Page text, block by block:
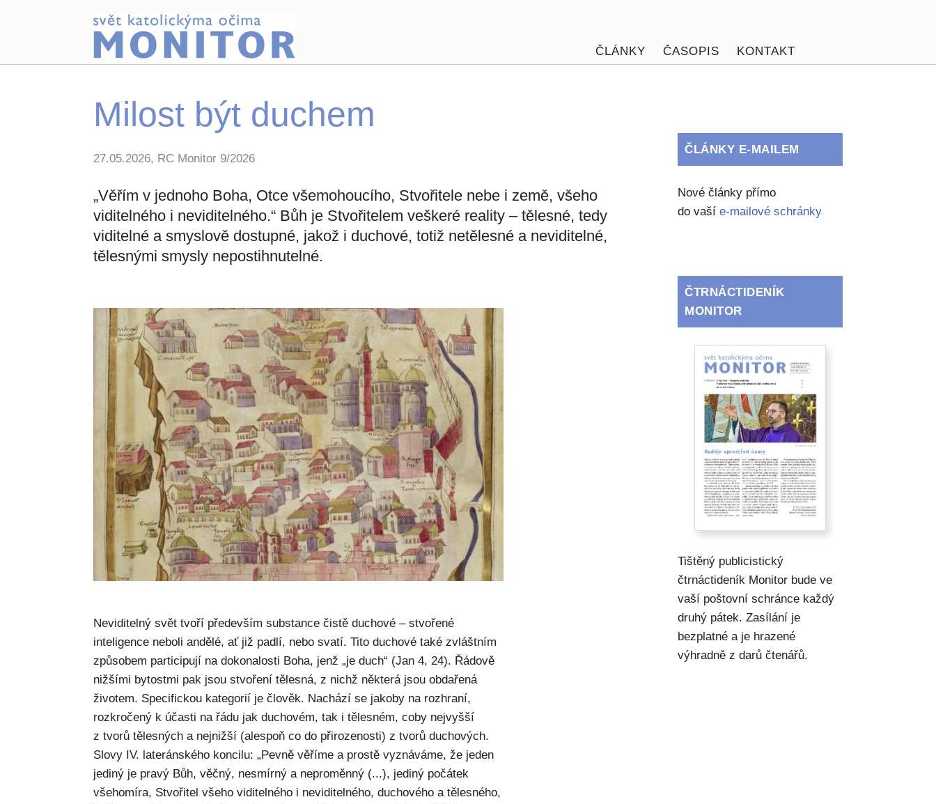
ČLÁNKY ČASOPIS KONTAKT
Milost být duchem
27.05.2026, RC Monitor 9/2026
„Věřím v jednoho Boha, Otce všemohoucího, Stvořitele nebe i země, všeho
viditelného i neviditelného.“ Bůh je Stvořitelem veškeré reality – tělesné, tedy
viditelné a smyslově dostupné, jakož i duchové, totiž netělesné a neviditelné,
tělesnými smysly nepostihnutelné.
Neviditelný svět tvoří především substance čistě duchové – stvořené
inteligence neboli andělé, ať již padlí, nebo svatí. Tito duchové také zvláštním
způsobem participují na dokonalosti Boha, jenž „je duch“ (Jan 4, 24). Řádově
nižšími bytostmi pak jsou stvoření tělesná, z nichž některá jsou obdařená
životem. Specifickou kategorií je člověk. Nachází se jakoby na rozhraní,
rozkročený k účasti na řádu jak duchovém, tak i tělesném, coby nejvyšší
z tvorů tělesných a nejnižší (alespoň co do přirozenosti) z tvorů duchových.
Slovy IV. lateránského koncilu: „Pevně věříme a prostě vyznáváme, že jeden
jediný je pravý Bůh, věčný, nesmírný a neproměnný (...), jediný počátek
všehomíra, Stvořitel všeho viditelného i neviditelného, duchového a tělesného,
ČLÁNKY E-MAILEM
Nové články přímo
do vašíe-mailové schránky
ČTRNÁCTIDENÍK
MONITOR
Tištěný publicistický
čtrnáctideník Monitor bude ve
vaší poštovní schránce každý
druhý pátek. Zasílání je
bezplatné a je hrazené
výhradně z darů čtenářů.